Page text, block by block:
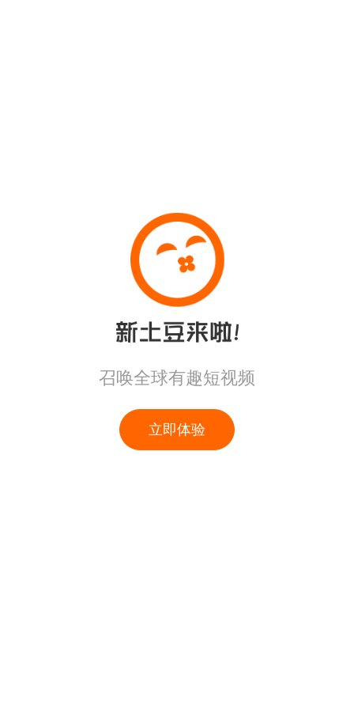
召唤全球有趣短视频
立即体验